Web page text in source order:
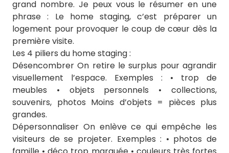
grand nombre. Je peux vous le résumer en une
phrase : Le home staging, c’est préparer un
logement pour provoquer le coup de cœur dès la
première visite.
Les 4 piliers du home staging :
Désencombrer On retire le surplus pour agrandir
visuellement l’espace. Exemples : • trop de
meubles • objets personnels • collections,
souvenirs, photos Moins d’objets = pièces plus
grandes.
Dépersonnaliser On enlève ce qui empêche les
visiteurs de se projeter. Exemples : • photos de